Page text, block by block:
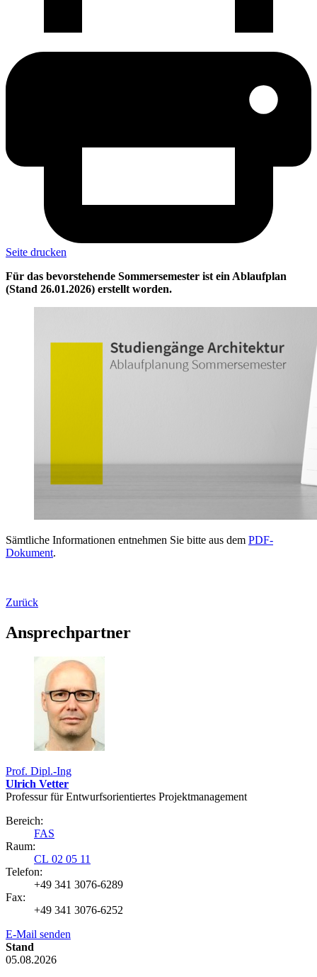
Seite drucken
Für das bevorstehende Sommersemester ist ein Ablaufplan
(Stand 26.01.2026) erstellt worden.
Sämtliche Informationen entnehmen Sie bitte aus dem PDF-
Dokument.
Zurück
Ansprechpartner
Prof. Dipl.-Ing
Ulrich Vetter
Professur für Entwurfs­orientiertes Projekt­management
Bereich:
FAS
Raum:
CL 02 05 11
Telefon:
+49 341 3076-6289
Fax:
+49 341 3076-6252
E-Mail senden
Stand
05.08.2026